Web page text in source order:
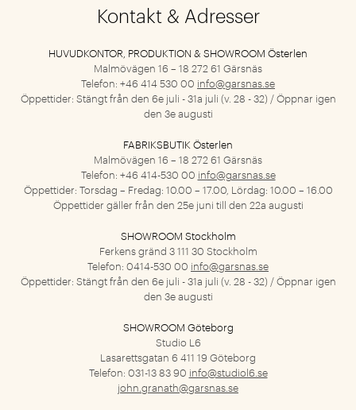
Kontakt & Adresser
HUVUDKONTOR, PRODUKTION & SHOWROOM Österlen
Malmövägen 16 – 18 272 61 Gärsnäs
Telefon: +46 414 530 00 info@garsnas.se
Öppettider: Stängt från den 6e juli - 31a juli (v. 28 - 32) / Öppnar igen
den 3e augusti
FABRIKSBUTIK Österlen
Malmövägen 16 – 18 272 61 Gärsnäs
Telefon: +46 414-530 00 info@garsnas.se
Öppettider: Torsdag – Fredag: 10.00 – 17.00, Lördag: 10.00 – 16.00
Öppettider gäller från den 25e juni till den 22a augusti
SHOWROOM Stockholm
Ferkens gränd 3111 30 Stockholm
Telefon: 0414-530 00 info@garsnas.se
Öppettider: Stängt från den 6e juli - 31a juli (v. 28 - 32) / Öppnar igen
den 3e augusti
SHOWROOM Göteborg
Studio L6
Lasarettsgatan 6 411 19 Göteborg
Telefon: 031-13 83 90 info@studiol6.se
john.granath@garsnas.se